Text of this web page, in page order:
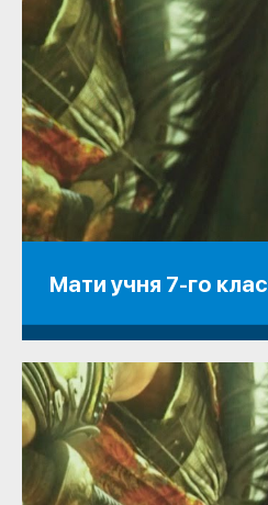
Мати учня 7-го